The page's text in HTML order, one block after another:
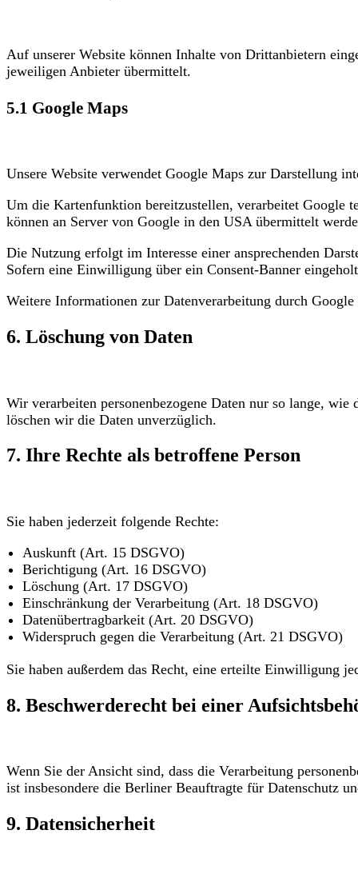
Auf unserer Website können Inhalte von Drittanbietern
jeweiligen Anbieter übermittelt.
5.1 Google Maps
Unsere Website verwendet Google Maps zur Darstellung
Um die Kartenfunktion bereitzustellen, verarbeitet Google
können an Server von Google in den USA übermittelt
Die Nutzung erfolgt im Interesse einer ansprechenden
Sofern eine Einwilligung über ein Consent-Banner
Weitere Informationen zur Datenverarbeitung durch
6. Löschung von Daten
Wir verarbeiten personenbezogene Daten nur so lange,
löschen wir die Daten unverzüglich.
7. Ihre Rechte als betroffene Person
Sie haben jederzeit folgende Rechte:
Auskunft (Art. 15 DSGVO)
Berichtigung (Art. 16 DSGVO)
Löschung (Art. 17 DSGVO)
Einschränkung der Verarbeitung (Art. 18 DSGVO)
Datenübertragbarkeit (Art. 20 DSGVO)
Widerspruch gegen die Verarbeitung (Art. 21 DSGVO)
Sie haben außerdem das Recht, eine erteilte
8. Beschwerderecht bei einer
Wenn Sie der Ansicht sind, dass die Verarbeitung
ist insbesondere die Berliner Beauftragte für Datenschutz
9. Datensicherheit